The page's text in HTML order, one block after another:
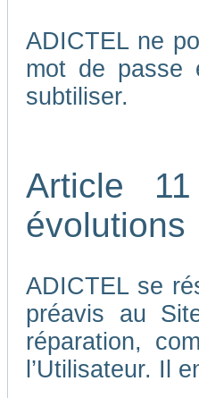
ADICTEL ne
mot de passe
subtiliser.
Article
évolutions
ADICTEL se
préavis au
réparation,
l’Utilisateur. Il